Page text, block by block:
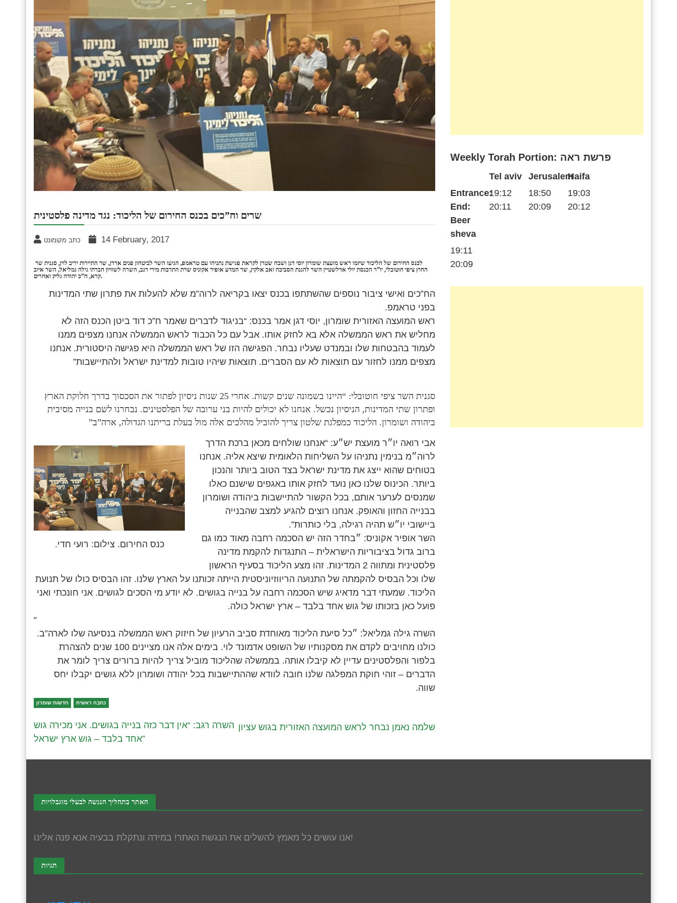
שרים וח”כים בכנס החירום של הליכוד: נגד מדינה פלסטינית
כתב מקומונט 14 February, 2017
החוץ ציפי חוטובלי, יו”ר הכנסת יולי אדלשטיין השר להגנת הסביבה זאב אלקין, שר המדע אופיר אקוניס שרת התרבות מירי רגב, השרה לשוויון חברתי גילה גמליאל, השר איוב
קרא, ח”כ יהודה גליק ואחרים.
הח”כים ואישי ציבור נוספים שהשתתפו בכנס יצאו בקריאה לרוה”מ שלא להעלות את פתרון שתי המדינות
בפני טראמפ.
ראש המועצה האזורית שומרון, יוסי דגן אמר בכנס: “בניגוד לדברים שאמר ח”כ דוד ביטן הכנס הזה לא
מחליש את ראש הממשלה אלא בא לחזק אותו. אבל עם כל הכבוד לראש הממשלה אנחנו מצפים ממנו
לעמוד בהבטחות שלו ובמנדט שעליו נבחר. הפגישה הזו של ראש הממשלה היא פגישה היסטורית. אנחנו
מצפים ממנו לחזור עם תוצאות לא עם הסברים. תוצאות שיהיו טובות למדינת ישראל ולהתיישבות”
סגנית השר ציפי חוטובלי: “היינו בשמונה שנים קשות. אחרי 25 שנות ניסיון לפתור את הסכסוך בדרך חלוקת הארץ
ופתרון שתי המדינות, הניסיון נכשל. אנחנו לא יכולים להיות בני ערובה של הפלסטינים. נבחרנו לשם בנייה מסיבית
ביהודה ושומרון. הליכוד כמפלגת שלטון צריך להוביל מהלכים אלה מול בעלת בריתנו הגדולה, ארה”ב”
כנס החירום. צילום: רועי חדי.
אבי רואה יו״ר מועצת יש״ע: “אנחנו שולחים מכאן ברכת הדרך
לרוה״מ בנימין נתניהו על השליחות הלאומית שיצא אליה. אנחנו
בטוחים שהוא ייצג את מדינת ישראל בצד הטוב ביותר והנכון
ביותר. הכינוס שלנו כאן נועד לחזק אותו באגפים שישנם כאלו
שמנסים לערער אותם, בכל הקשור להתיישבות ביהודה ושומרון
בבנייה החזון והאופק. אנחנו רוצים להגיע למצב שהבנייה
ביישובי יו״ש תהיה רגילה, בלי כותרות”.
השר אופיר אקוניס: ״בחדר הזה יש הסכמה רחבה מאוד כמו גם
ברוב גדול בציבוריות הישראלית – התנגדות להקמת מדינה
פלסטינית ומתווה 2 המדינות. זהו מצע הליכוד בסעיף הראשון
שלו וכל הבסיס להקמתה של התנועה הריווזיוניסטית הייתה זכותנו על הארץ שלנו. זהו הבסיס כולו של תנועת
הליכוד. שמעתי דבר מדאיג שיש הסכמה רחבה על בנייה בגושים. לא יודע מי הסכים לגושים. אני חונכתי ואני
פועל כאן בזכותו של גוש אחד בלבד – ארץ ישראל כולה.
“
השרה גילה גמליאל: ״כל סיעת הליכוד מאוחדת סביב הרעיון של חיזוק ראש הממשלה בנסיעה שלו לארה”ב.
כולנו מחויבים לקדם את מסקנותיו של השופט אדמונד לוי. בימים אלה אנו מציינים 100 שנים להצהרת
בלפור והפלסטינים עדיין לא קיבלו אותה. בממשלה שהליכוד מוביל צריך להיות ברורים צריך לומר את
הדברים – זוהי חוקת המפלגה שלנו חובה לוודא שההתיישבות בכל יהודה ושומרון ללא גושים יקבלו יחס
שווה.
חדשות שומרון כתבה ראשית
השרה רגב: “אין דבר כזה בנייה בגושים. אני מכירה גוש
אחד בלבד – גוש ארץ ישראל”
שלמה נאמן נבחר לראש המועצה האזורית בגוש עציון
Weekly Torah Portion: פרשת ראה
Entrance:
End:
Tel aviv
19:12
20:11
Jerusalem
18:50
20:09
Haifa
19:03
20:12
Beer
sheva
19:11
20:09
האתר בתהליך הנגשה לבעלי מוגבלויות
אנו עושים כל מאמץ להשלים את הנגשת האתר! במידה ונתקלת בבעיה אנא פנה אלינו!
תגיות